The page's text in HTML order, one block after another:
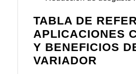
TABLA DE
APLICACIONES
Y BENEFICIOS
VARIADOR